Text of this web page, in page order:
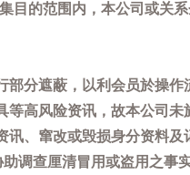
目的范围内，本公司或关
分遮蔽，以利会员於操
高风险资讯，故本公司
、窜改或毁损身分资料
调查厘清冒用或盗用之事